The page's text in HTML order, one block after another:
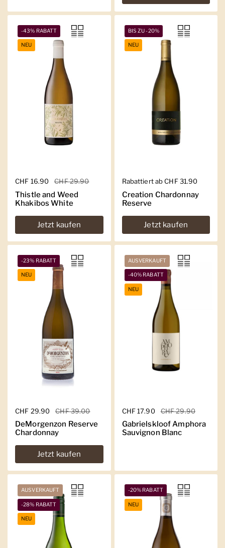
Regulärer Preis
CHF 16.90 Sale-Preis
CHF 29.90
Thistle and Weed
Khakibos White
Jetzt kaufen
-43% RABATT
NEU
Regulärer Preis
Rabattiert ab CHF 31.90
Creation Chardonnay
Reserve
Jetzt kaufen
BIS ZU -20%
NEU
Regulärer Preis
CHF 29.90 Sale-Preis
CHF 39.00
DeMorgenzon Reserve
Chardonnay
Jetzt kaufen
-23% RABATT
NEU
Regulärer Preis
CHF 17.90 Sale-Preis
CHF 29.90
Gabrielskloof Amphora
Sauvignon Blanc
AUSVERKAUFT
-40% RABATT
NEU
AUSVERKAUFT
-28% RABATT
NEU
-20% RABATT
NEU